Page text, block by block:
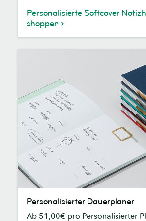
Personalisierte Softcover
shoppen
Dauerplaner
Personalisierter Dauerplaner
Ab 51,00€ pro Personalisierter